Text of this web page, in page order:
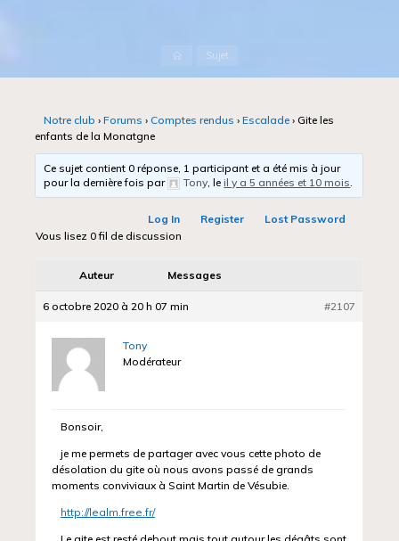
AccueilSujet
Notre club › Forums › Comptes rendus › Escalade › Gite les
enfants de la Monatgne
Ce sujet contient 0 réponse, 1 participant et a été mis à jour
pour la dernière fois par
Tony, leil y a 5 années et 10 mois.
Log In Register
Lost Password
Vous lisez 0 fil de discussion
Auteur Messages
6 octobre 2020 à 20 h 07 min #2107
Tony
Modérateur
Bonsoir,
je me permets de partager avec vous cette photo de
désolation du gite où nous avons passé de grands
moments conviviaux à Saint Martin de Vésubie.
http://lealm.free.fr/